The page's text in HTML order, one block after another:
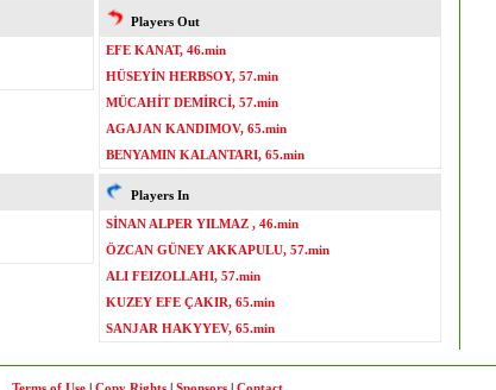
Players Out
EFE KANAT, 46.min
HÜSEYİN HERBSOY, 57.min
MÜCAHİT DEMİRCİ, 57.min
AGAJAN KANDIMOV, 65.min
BENYAMIN KALANTARI, 65.min
Players In
SİNAN ALPER YILMAZ , 46.min
ÖZCAN GÜNEY AKKAPULU, 57.min
ALI FEIZOLLAHI, 57.min
KUZEY EFE ÇAKIR, 65.min
SANJAR HAKYYEV, 65.min